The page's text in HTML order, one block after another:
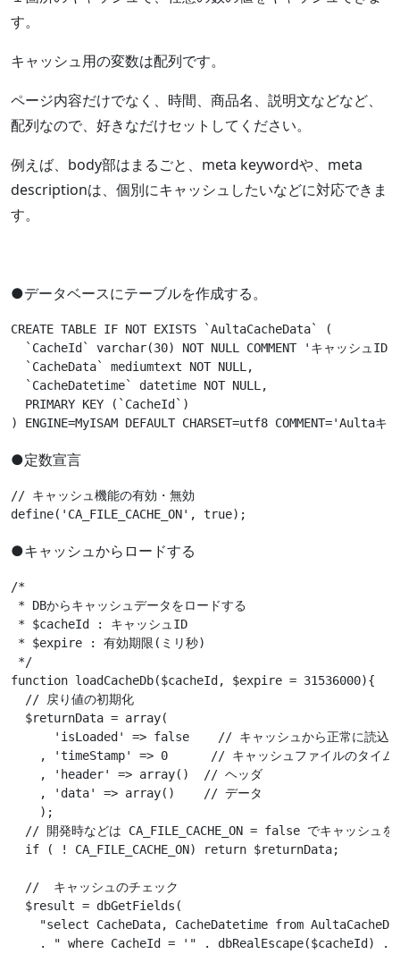
す。
キャッシュ用の変数は配列です。
ページ内容だけでなく、時間、商品名、説明文などなど、
配列なので、好きなだけセットしてください。
例えば、body部はまるごと、meta keywordや、meta
descriptionは、個別にキャッシュしたいなどに対応できま
す。
●データベースにテーブルを作成する。
CREATE TABLE IF NOT EXISTS `AultaCacheData` (
  `CacheId`
varchar(30) NOT NULL COMMENT 'キャッシュID'
  `CacheData` mediumtext
NOT NULL ,
  `CacheDatetime` datetime
NOT NULL ,
  PRIMARY KEY (`CacheId`)
) ENGINE=MyISAM DEFAULT CHARSET=utf8 COMMENT='Aultaキ
●定数宣言
// キャッシュ機能の有効・無効
●キャッシュからロードする
/*
* DBからキャッシュデータをロードする
* $cacheId : キャッシュID
* $expire : 有効期限(ミリ秒)
*/
function loadCacheDb($cacheId, $expire = 31536000){
  // 戻り値の初期化
  $returnData = array(
      'isLoaded' =
> false    // キャッシュから正常に読込
    , 'timeStamp' =
> 0      // キャッシュファイルのタイム
    , 'header' =
> array()  // ヘッダ
    , 'data' =
> array()    // データ
    );
// 開発時などは CA_FILE_CACHE_ON = false でキャッシュを
  if ( ! CA_FILE_CACHE_ON) return $returnData;
  //  キャッシュのチェック
  $result = dbGetFields(
"select CacheData, CacheDatetime from
. " where CacheId = '" . dbRealEscape($cacheId) .